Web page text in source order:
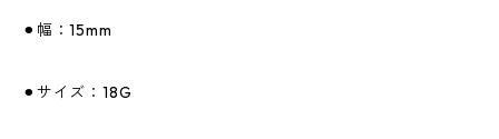
⚫︎幅：15mm
⚫︎サイズ：18G